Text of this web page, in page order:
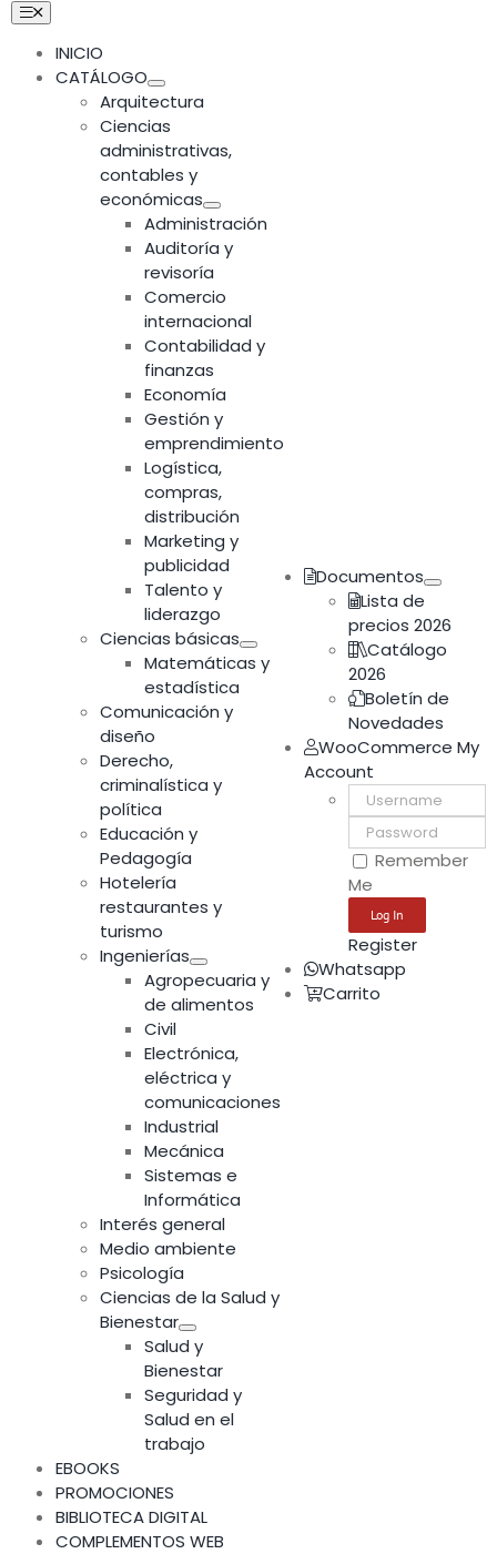
Skip
content
Toggle
Navigation
INICIO
CATÁLOGO
Arquitectura
Ciencias
administrativas,
contables y
económicas
Administración
Auditoría y
revisoría
Comercio
internacional
Contabilidad y
finanzas
Economía
Gestión y
emprendimiento
Logística,
compras,
distribución
Marketing y
publicidad
Talento y
liderazgo
Ciencias básicas
Matemáticas y
estadística
Comunicación y
diseño
Derecho,
criminalística y
política
Educación y
Pedagogía
Hotelería
restaurantes y
turismo
Ingenierías
Agropecuaria y
de alimentos
Civil
Electrónica,
eléctrica y
comunicaciones
Industrial
Mecánica
Sistemas e
Informática
Interés general
Medio ambiente
Psicología
Ciencias de la Salud y
Bienestar
Salud y
Bienestar
Seguridad y
Salud en el
trabajo
EBOOKS
PROMOCIONES
BIBLIOTECA DIGITAL
COMPLEMENTOS WEB
Documentos
Lista de
precios 2026
Catálogo
2026
Boletín de
Novedades
WooCommerce My
Account
Username:
Password:
Remember
Me
Register
Whatsapp
Carrito